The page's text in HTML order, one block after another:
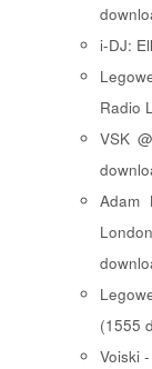
i-DJ:
Radio
VSK
Adam
(1555
Voiski